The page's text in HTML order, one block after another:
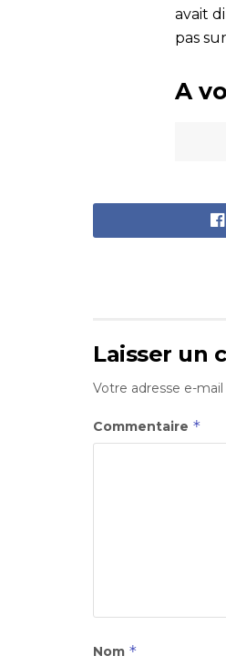
avait
pas
A
Laisser un
Votre adresse e-
Commentaire *
Nom *